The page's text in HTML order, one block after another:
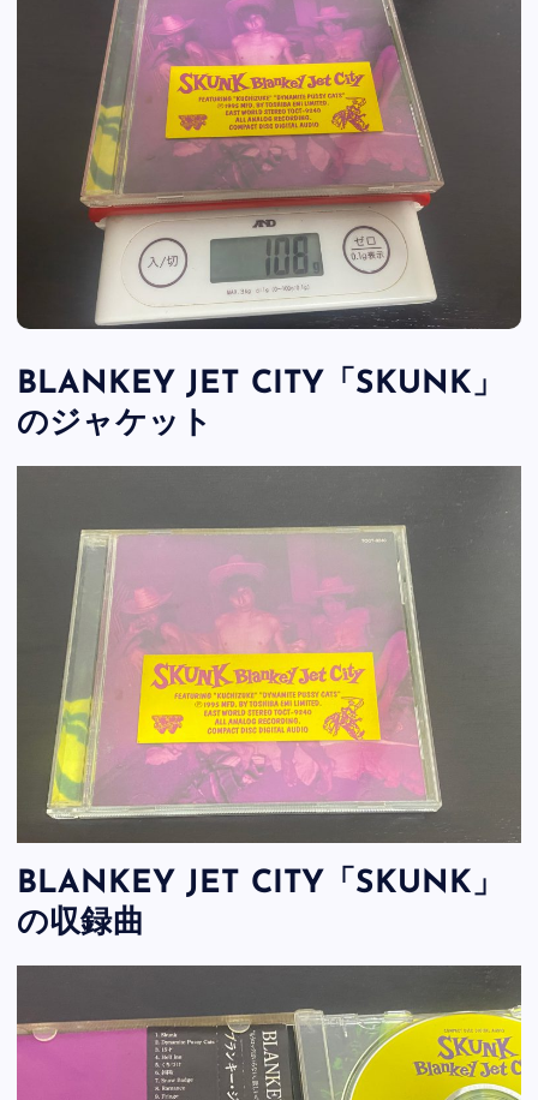
BLANKEY JET CITY「SKUNK」
のジャケット
BLANKEY JET CITY「SKUNK」
の収録曲